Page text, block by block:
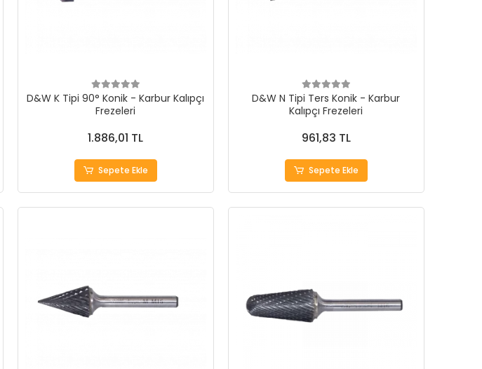
D&W K Tipi 90° Konik - Karbur Kalıpçı
Frezeleri
1.886,01 TL
Sepete Ekle
D&W N Tipi Ters Konik - Karbur
Kalıpçı Frezeleri
961,83 TL
Sepete Ekle